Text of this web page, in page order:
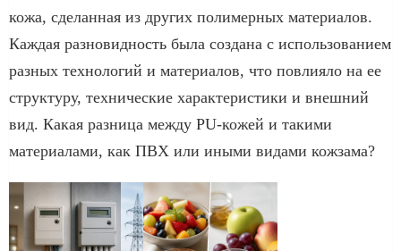
кожа, сделанная из других полимерных материалов.
Каждая разновидность была создана с использованием
разных технологий и материалов, что повлияло на ее
структуру, технические характеристики и внешний
вид. Какая разница между PU-кожей и такими
материалами, как ПВХ или иными видами кожзама?